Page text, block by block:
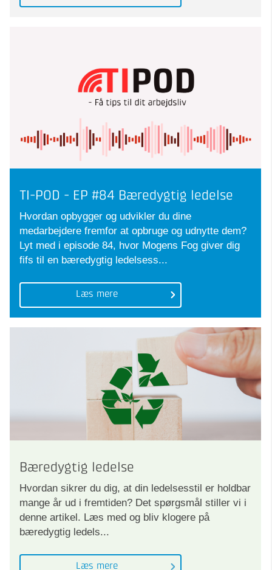
TI-POD - EP #84 Bæredygtig ledelse
Hvordan opbygger og udvikler du dine
medarbejdere fremfor at opbruge og udnytte dem?
Lyt med i episode 84, hvor Mogens Fog giver dig
fifs til en bæredygtig ledelsess...
Læs mere
Bæredygtig ledelse
Hvordan sikrer du dig, at din ledelsesstil er holdbar
mange år ud i fremtiden? Det spørgsmål stiller vi i
denne artikel. Læs med og bliv klogere på
bæredygtig ledels...
Læs mere